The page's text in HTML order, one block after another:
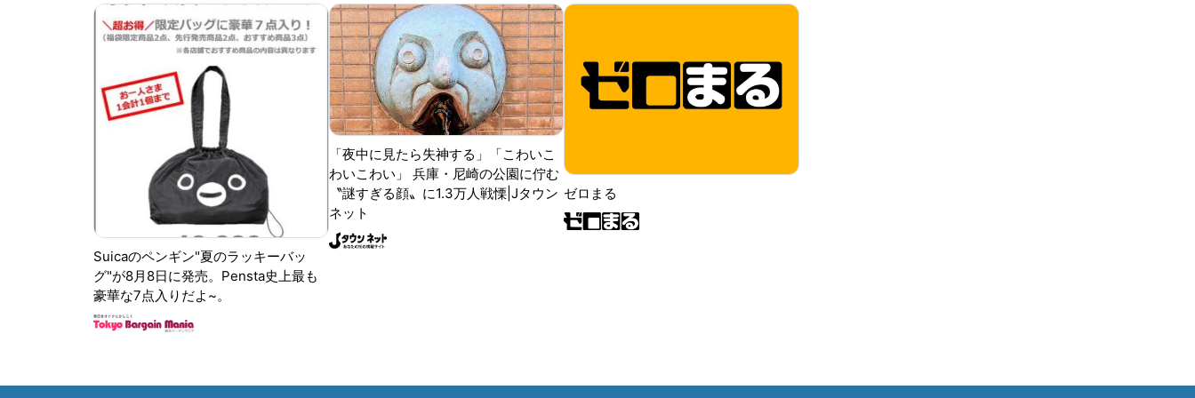
Suicaのペンギン"夏のラッキーバッ
グ"が8月8日に発売。Pensta史上最も
豪華な7点入りだよ~。
「夜中に見たら失神する」「こわいこ
わいこわい」 兵庫・尼崎の公園に佇む
〝謎すぎる顔〟に1.3万人戦慄|Jタウン
ネット
ゼロまる